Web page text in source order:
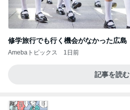
修学旅行でも行く機会がなかった広島
Amebaトピックス 1日前
記事を読む